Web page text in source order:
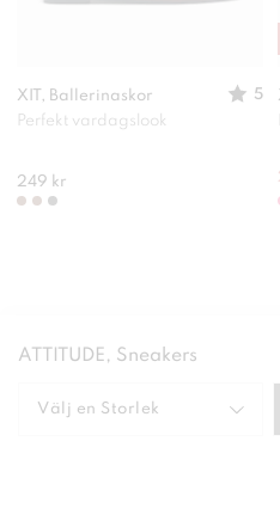
XIT, Ballerinaskor
5
Perfekt vardagslook
249 kr
ATTITUDE, Sneakers
Välj en Storlek